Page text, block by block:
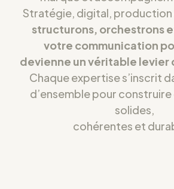
Stratégie, digital, production
structurons, orchestrons
votre communication
devienne un véritable levier
Chaque expertise s’inscrit
d’ensemble pour
solides,
cohérentes et